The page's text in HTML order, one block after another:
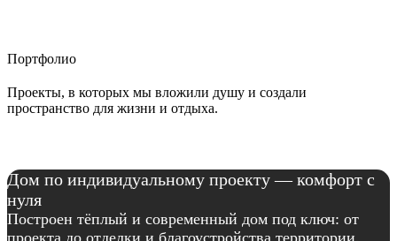
Портфолио
Проекты, в которых мы вложили душу и создали
пространство для жизни и отдыха.
Дом по индивидуальному проекту — комфорт с
нуля
Построен тёплый и современный дом под ключ: от